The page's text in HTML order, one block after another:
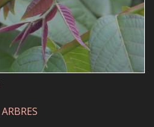
ARBRES